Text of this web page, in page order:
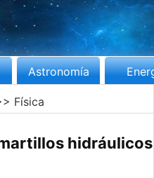
Astronomía
Física
hidráulicos